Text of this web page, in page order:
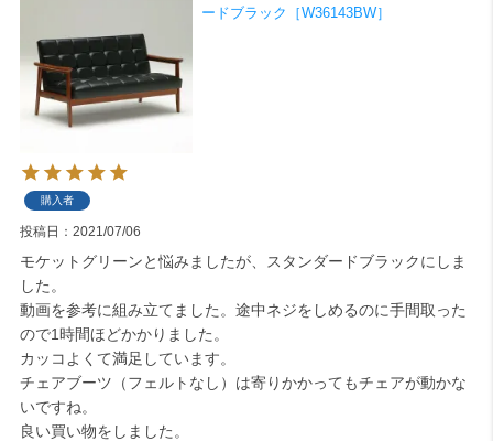
ードブラック［W36143BW］
購入者
投稿日 2021/07/06
モケットグリーンと悩みましたが、スタンダードブラックにしま
した。
動画を参考に組み立てました。途中ネジをしめるのに手間取った
ので1時間ほどかかりました。
カッコよくて満足しています。
チェアブーツ（フェルトなし）は寄りかかってもチェアが動かな
いですね。
良い買い物をしました。